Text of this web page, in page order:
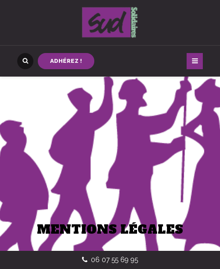
ADHÉREZ !
MENTIONS LÉGALES
06 07 55 69 95